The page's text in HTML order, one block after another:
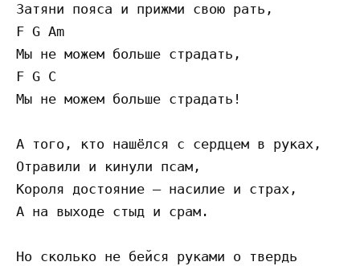
Затяни пояса и прижми свою рать,
F G Am
Мы не можем больше страдать,
F G C
Мы не можем больше страдать!
А того, кто нашёлся с сердцем в руках,
Отравили и кинули псам,
Короля достояние — насилие и страх,
А на выходе стыд и срам.
Но сколько не бейся руками о твердь